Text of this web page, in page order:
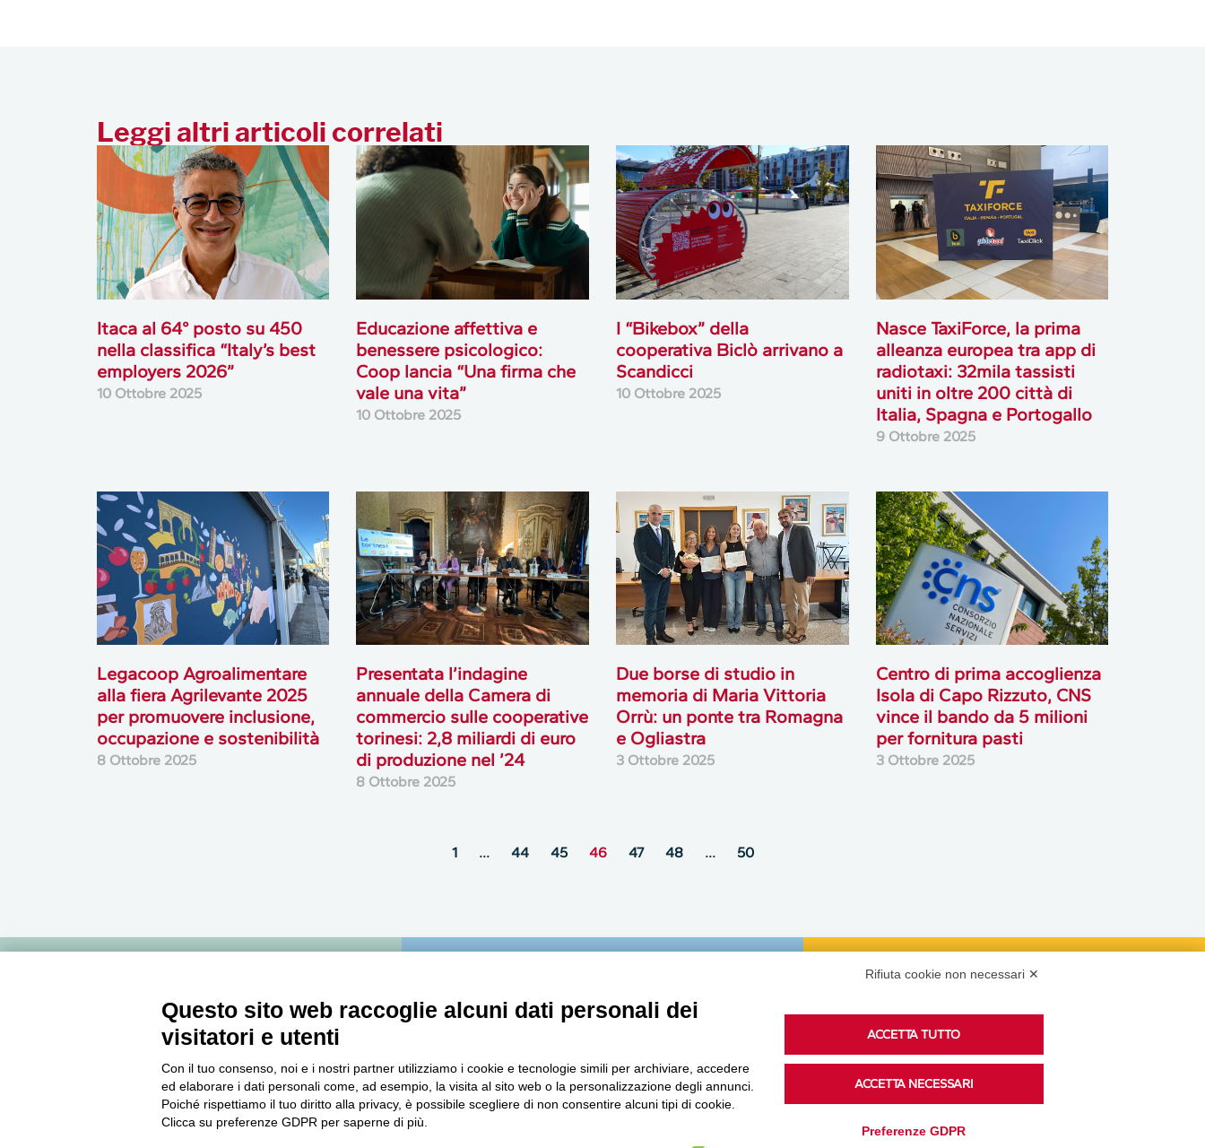
Leggi altri articoli correlati
Itaca al 64° posto su 450
nella classifica “Italy’s best
employers 2026”
10 Ottobre 2025
Educazione affettiva e
benessere psicologico:
Coop lancia “Una firma che
vale una vita”
10 Ottobre 2025
I “Bikebox” della
cooperativa Biclò arrivano a
Scandicci
10 Ottobre 2025
Nasce TaxiForce, la prima
alleanza europea tra app di
radiotaxi: 32mila tassisti
uniti in oltre 200 città di
Italia, Spagna e Portogallo
9 Ottobre 2025
Legacoop Agroalimentare
alla fiera Agrilevante 2025
per promuovere inclusione,
occupazione e sostenibilità
8 Ottobre 2025
Presentata l’indagine
annuale della Camera di
commercio sulle cooperative
torinesi: 2,8 miliardi di euro
di produzione nel ’24
8 Ottobre 2025
Due borse di studio in
memoria di Maria Vittoria
Orrù: un ponte tra Romagna
e Ogliastra
3 Ottobre 2025
Centro di prima accoglienza
Isola di Capo Rizzuto, CNS
vince il bando da 5 milioni
per fornitura pasti
3 Ottobre 2025
1 … 44 45 46 47 48 … 50
Newsletter
Accedi o iscriviti alla nostra Newsletter Legacoop
Informazioni per restare sempre aggiornati sul
mondo della cooperazione.
MultiMedia
Guarda i nostri video, storie e webinar.
su Spreaker.
Rifiuta cookie non necessari ✕
Questo sito web raccoglie alcuni dati personali dei
visitatori e utenti
Con il tuo consenso, noi e i nostri partner utilizziamo i cookie e tecnologie simili per archiviare, accedere
ed elaborare i dati personali come, ad esempio, la visita al sito web o la personalizzazione degli annunci.
Poiché rispettiamo il tuo diritto alla privacy, è possibile scegliere di non consentire alcuni tipi di cookie.
Clicca su preferenze GDPR per saperne di più.
ACCETTA TUTTO
ACCETTA NECESSARI
Preferenze GDPR